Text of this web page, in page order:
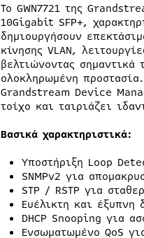
Το GWN7721 της
10Gigabit SFP+,
δημιουργήσουν
κίνησης VLAN,
βελτιώνοντας
ολοκληρωμένη
Grandstream Device
τοίχο και ταιριάζει
Βασικά χαρακτηριστικά:
Υποστήριξη Loop
SNMPv2 για
STP / RSTP για
Ευέλικτη και έξυπνη
DHCP Snooping για
Ενσωματωμένο QoS